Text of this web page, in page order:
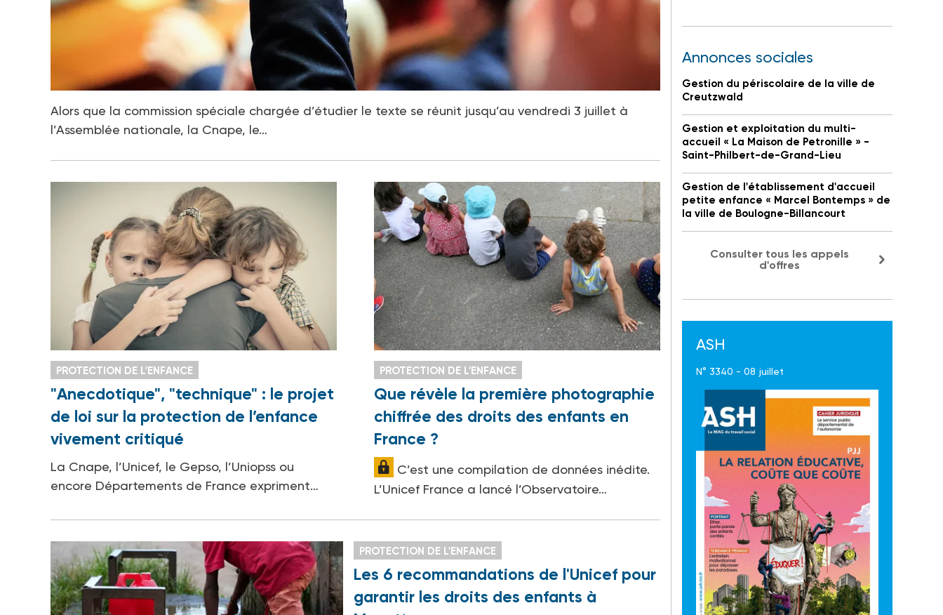
Alors que la commission spéciale chargée d’étudier le texte se réunit jusqu’au vendredi 3 juillet à
l’Assemblée nationale, la Cnape, le…
PROTECTION DE L'ENFANCE
"Anecdotique", "technique" : le projet
de loi sur la protection de l’enfance
vivement critiqué
La Cnape, l’Unicef, le Gepso, l’Uniopss ou
encore Départements de France expriment…
PROTECTION DE L'ENFANCE
Que révèle la première photographie
chiffrée des droits des enfants en
France ?
C’est une compilation de données inédite.
L’Unicef France a lancé l’Observatoire…
PROTECTION DE L'ENFANCE
Les 6 recommandations de l'Unicef pour
garantir les droits des enfants à
Annonces sociales
Gestion du périscolaire de la ville de
Creutzwald
Gestion et exploitation du multi-
accueil « La Maison de Petronille » -
Saint-Philbert-de-Grand-Lieu
Gestion de l'établissement d'accueil
petite enfance « Marcel Bontemps » de
la ville de Boulogne-Billancourt
Consulter tous les appels
d'offres
ASH
N° 3340 - 08 juillet